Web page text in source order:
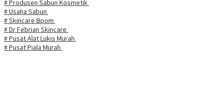
# Produsen Sabun Kosmetik
# Usaha Sabun
# Skincare Bpom
# Dr Febrian Skincare
# Pusat Alat Lukis Murah
# Pusat Piala Murah